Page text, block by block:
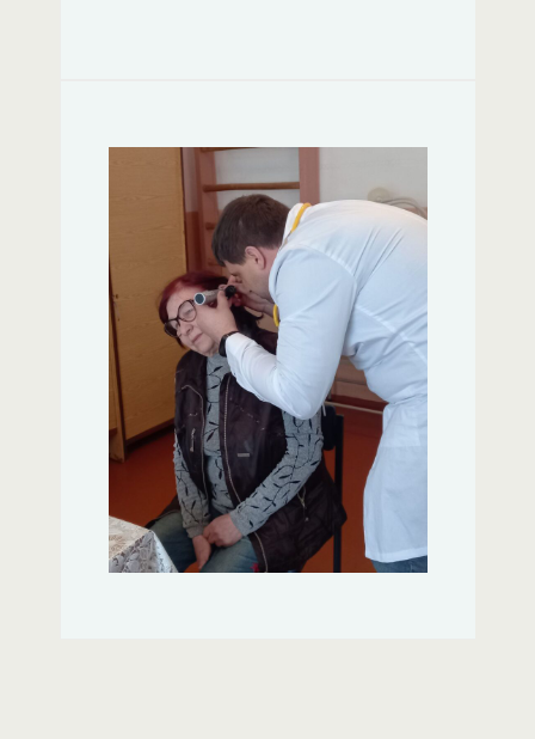
неінфекційні захворювання
(серцево-судинні,
онкологічні, діабет,
епілепсія, аутизм тощо), а
також інформація
стосовно психічного
здоров’я, здорового
харчування, фізичної
активності, проблем із
зором, безпеки на дорогах,
грудного вигодовування,
впливу таких факторів, як
алкоголь, куріння, тривале